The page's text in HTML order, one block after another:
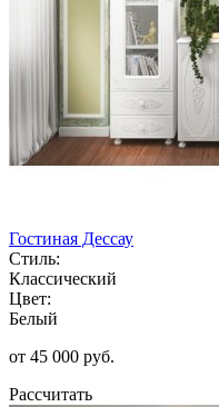
Гостиная Дессау
Стиль:
Классический
Цвет:
Белый
от 45 000 руб.
Рассчитать